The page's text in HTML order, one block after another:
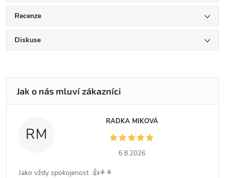
Recenze
Diskuse
RM
RADKA MIKOVÁ
6.8.2026
Jako vždy spokojenost .👍⚘️⚘️